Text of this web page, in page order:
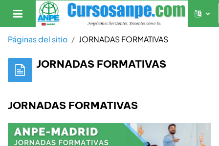
Salta al contenido principal
Panel lateral
Páginas del sitio
JORNADAS FORMATIVAS
JORNADAS FORMATIVAS
JORNADAS FORMATIVAS